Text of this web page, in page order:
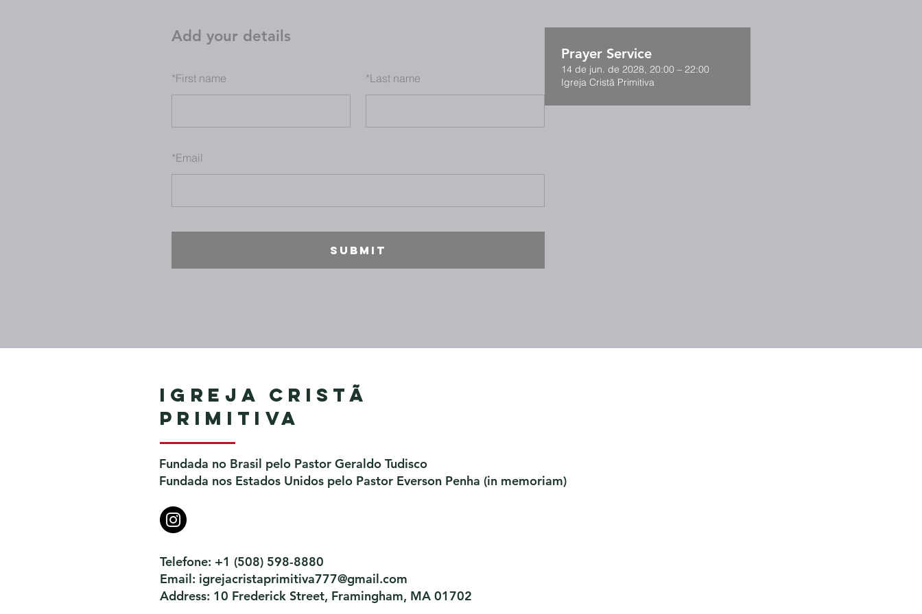
Add your details
*First name *Last name
*Email
SUBMIT
Prayer Service
14 de jun. de 2028, 20:00 – 22:00
Igreja Cristã Primitiva
Igreja Cristã
Primitiva
Fundada no Brasil pelo Pastor Geraldo Tudisco
Fundada nos Estados Unidos pelo Pastor Everson Penha​ (in memoriam)
Telefone: +1 (508) 598-8880
Email: igrejacristaprimitiva777@gmail.com
Address: 10 Frederick Street, Framingham, MA 01702